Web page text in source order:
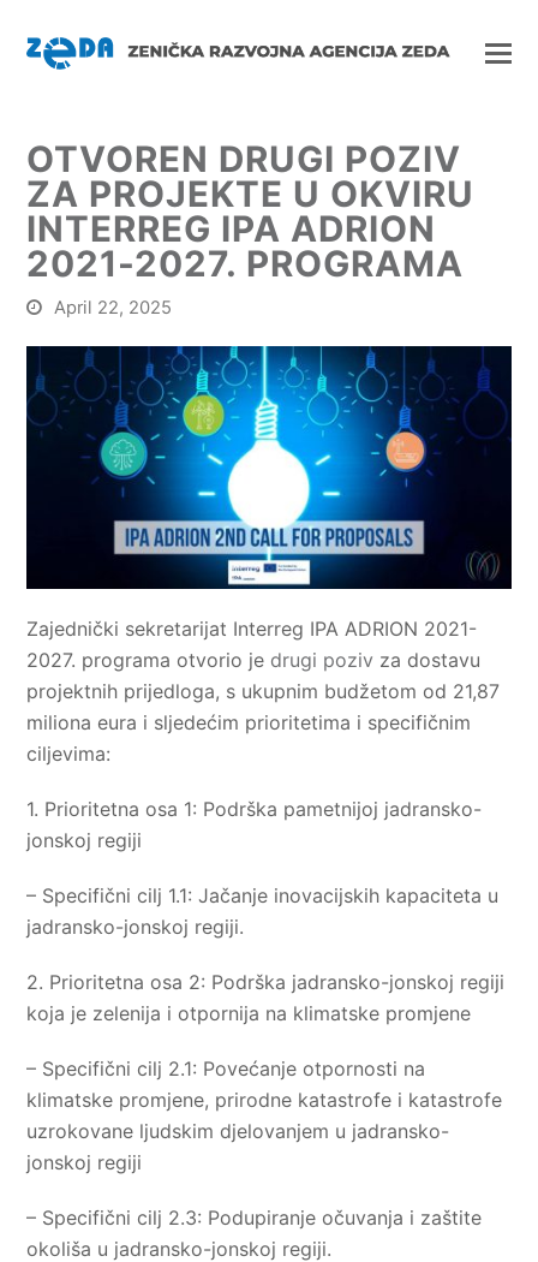
OTVOREN DRUGI POZIV
ZA PROJEKTE U OKVIRU
INTERREG IPA ADRION
2021-2027. PROGRAMA
April 22, 2025
Zajednički sekretarijat Interreg IPA ADRION 2021-
2027. programa otvorio je drugi poziv za dostavu
projektnih prijedloga, s ukupnim budžetom od 21,87
miliona eura i sljedećim prioritetima i specifičnim
ciljevima:
1. Prioritetna osa 1: Podrška pametnijoj jadransko-
jonskoj regiji
– Specifični cilj 1.1: Jačanje inovacijskih kapaciteta u
jadransko-jonskoj regiji.
2. Prioritetna osa 2: Podrška jadransko-jonskoj regiji
koja je zelenija i otpornija na klimatske promjene
– Specifični cilj 2.1: Povećanje otpornosti na
klimatske promjene, prirodne katastrofe i katastrofe
uzrokovane ljudskim djelovanjem u jadransko-
jonskoj regiji
– Specifični cilj 2.3: Podupiranje očuvanja i zaštite
okoliša u jadransko-jonskoj regiji.